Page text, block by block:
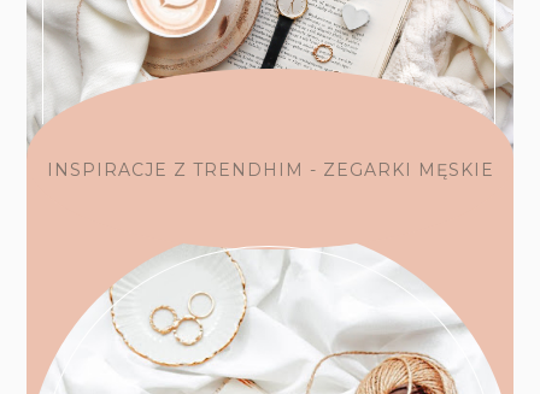
INSPIRACJE Z TRENDHIM - ZEGARKI MĘSKIE